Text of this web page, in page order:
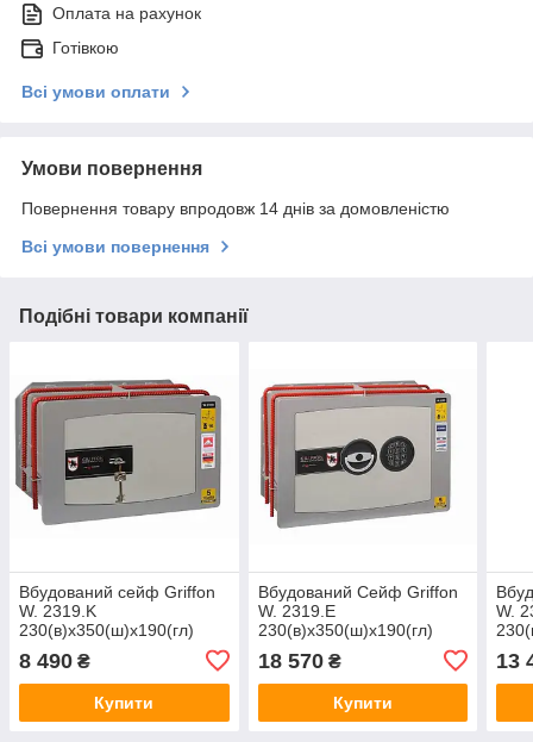
Оплата на рахунок
Готівкою
Всі умови оплати
Умови повернення
Повернення товару впродовж 14 днів за домовленістю
Всі умови повернення
Подібні товари компанії
Вбудований сейф Griffon
W. 2319.K
230(в)х350(ш)х190(гл)
(сейф вбудований в стіну,
тайник)
8 490 ₴
Купити
Вбудований Сейф Griffon
W. 2319.E
230(в)х350(ш)х190(гл)
(сейф вбудований в стіну,
тайник)
18 570₴
Купити
W.
13